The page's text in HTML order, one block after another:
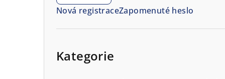
Nová registraceZapomenuté heslo
Kategorie